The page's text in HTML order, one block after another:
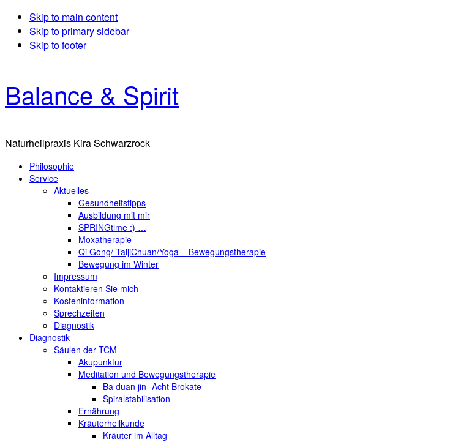
Skip to main content
Skip to primary sidebar
Skip to footer
Balance & Spirit
Naturheilpraxis Kira Schwarzrock
Philosophie
Service
Aktuelles
Gesundheitstipps
Ausbildung mit mir
SPRINGtime :) …
Moxatherapie
Qi Gong/ TaijiChuan/Yoga – Bewegungstherapie
Bewegung im Winter
Impressum
Kontaktieren Sie mich
Kosteninformation
Sprechzeiten
Diagnostik
Diagnostik
Säulen der TCM
Akupunktur
Meditation und Bewegungstherapie
Ba duan jin- Acht Brokate
Spiralstabilisation
Ernährung
Kräuterheilkunde
Kräuter im Alltag